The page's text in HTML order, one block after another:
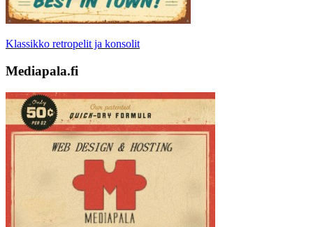
Klassikko retropelit ja konsolit
Mediapala.fi